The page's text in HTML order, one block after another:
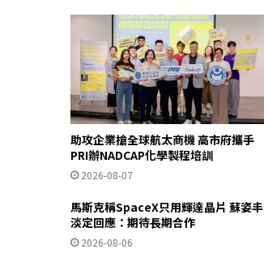
助攻企業搶全球航太商機 高市府攜手
PRI辦NADCAP化學製程培訓
2026-08-07
馬斯克稱SpaceX只用輝達晶片 蘇姿丰
淡定回應：期待長期合作
2026-08-06